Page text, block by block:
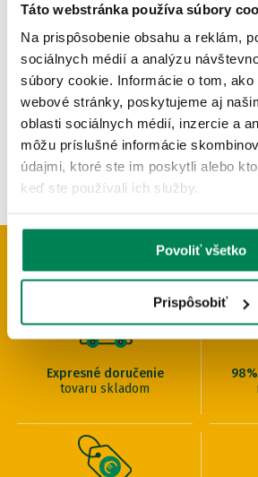
Táto webstránka používa súbory
Na prispôsobenie obsahu a reklám,
sociálnych médií a analýzu
súbory cookie. Informácie o tom, ako
webové stránky, poskytujeme aj
oblasti sociálnych médií, inzercie a
môžu príslušné informácie
údajmi, ktoré ste im poskytli alebo
keď ste používali ich služby.
Povoliť všetko
Prispôsobiť
Mivardi Boilies Rapid Easy
Skladom/ u vás už 10.08.
OD 7.17 €
pôvodneod 8.44 €
PREČO U NÁS
Expresné doručenie
tovaru skladom